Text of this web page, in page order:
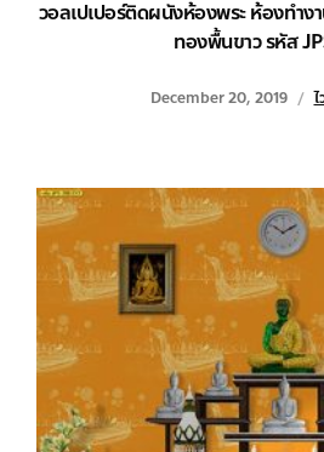
วอลเปเปอร์ติดผนังห้องพระ ห้องทำ
ทองพื้นขาว รหัส
December 20, 2019